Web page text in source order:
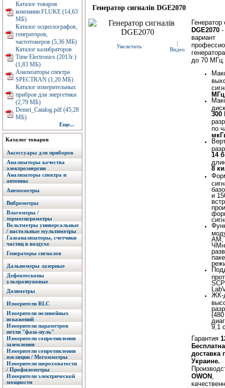
Каталог товаров
компании FLUKE (14,63
МБ)
Каталог осциллографов,
генераторов,
частотомеров (5,36 МБ)
Каталог калибраторов
Time Electronics (2013г.)
(1,83 МБ)
Анализаторы спектра
SPECTRAN (1,20 МБ)
Каталог измерительных
прибров для энергетики
(2,79 МБ)
Demei_Catalog.pdf (45,28
МБ)
Еще...
Каталог товаров
Аксессуары для приборов
Анализаторы качества
электроэнергии
Анализаторы спектра и
антенны
Анемометры
Виброметры
Влагомеры /
термогигрометры
Вольтметры универсальные
/ настольные мультиметры
Газоанализаторы, счетчики
частиц в воздухе
Генераторы сигналов
Дальномеры лазерные
Дефектоскопы
ультразвуковые
Дозиметры
Измерители RLC
Измерители нелинейных
искажений
Измерители параметров
петли "фаза-нуль"
Измерители сопротивления
заземления
Измерители сопротивления
изоляции / Мегомметры
Измерители шероховатости
/ Профилометры
Измерители электрической
мощности
Генератор сигналів DGE2070
Увеличить
|
Видео
Генератор
DGE2070 -
вариант
до 70 МГц.
МГц
по
14
8
и
АМ,
ЖК-
9,1
Гарантия
доставка
Украине.
OWON ,